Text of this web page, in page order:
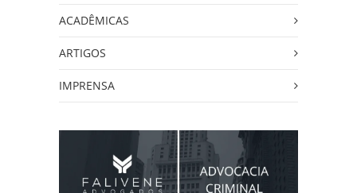
ACADÊMICAS
ARTIGOS
IMPRENSA